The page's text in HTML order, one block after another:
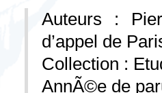
Auteurs :
d’appel de
Collection :
AnnÃ©e de